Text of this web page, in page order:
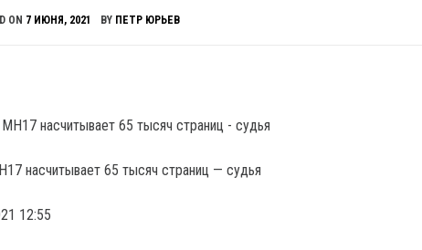
ON 7 ИЮНЯ, 2021 BY ПЕТР ЮРЬЕВ
насчитывает 65 тысяч страниц — судья
12:55